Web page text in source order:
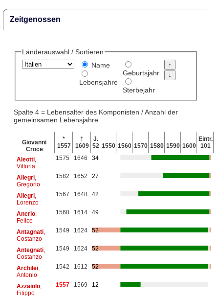
Zeitgenossen
Länderauswahl / Sortieren
Name
Lebensjahre
Geburtsjahr
Sterbejahr
Spalte 4 = Lebensalter des Komponisten / Anzahl der
gemeinsamen Lebensjahre
Giovanni
Croce
*
1557
†
1609
J.
52 1550 1560 1570 1580 1590 1600
Eintr.
101
Aleotti,
Vittoria
1575 1646 34
Allegri,
Gregorio
1582 1652 27
Allegri,
Lorenzo
1567 1648 42
Anerio,
Felice
1560 1614 49
Antagnati,
Costanzo
1549 1624 52
Antegnati,
Costanzo
1549 1624 52
Archilei,
Antonio
1542 1612 52
Azzaiolo,
Filippo
1557 1569 12